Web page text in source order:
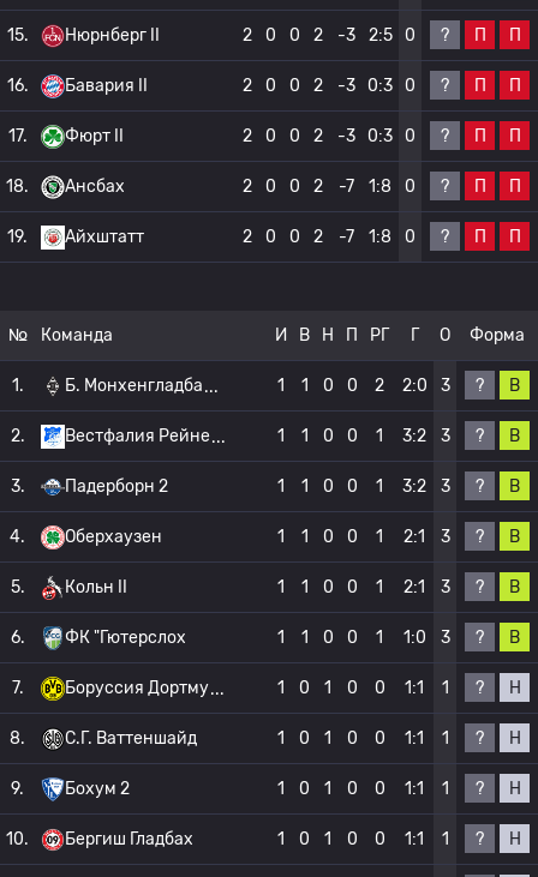
15. Нюрнберг II 2 0 0 2 -3 2:5 0 ? П П
16. Бавария II 2 0 0 2 -3 0:3 0 ? П П
17. Фюрт II 2 0 0 2 -3 0:3 0 ? П П
18. Ансбах 2 0 0 2 -7 1:8 0 ? П П
19. Айхштатт 2 0 0 2 -7 1:8 0 ? П П
№ Команда И В Н П РГ Г О Форма
1. Б. Монхенгладба 1 1 0 0 2 2:0 3 ? В
2. Вестфалия Рейне 1 1 0 0 1 3:2 3 ? В
3. Падерборн 2 1 1 0 0 1 3:2 3 ? В
4. Оберхаузен 1 1 0 0 1 2:1 3 ? В
5. Кольн II 1 1 0 0 1 2:1 3 ? В
6. ФК "Гютерслох 1 1 0 0 1 1:0 3 ? В
7. Боруссия Дортму 1 0 1 0 0 1:1 1 ? Н
8. С.Г. Ваттеншайд 1 0 1 0 0 1:1 1 ? Н
9. Бохум 2 1 0 1 0 0 1:1 1 ? Н
10. Бергиш Гладбах 1 0 1 0 0 1:1 1 ? Н